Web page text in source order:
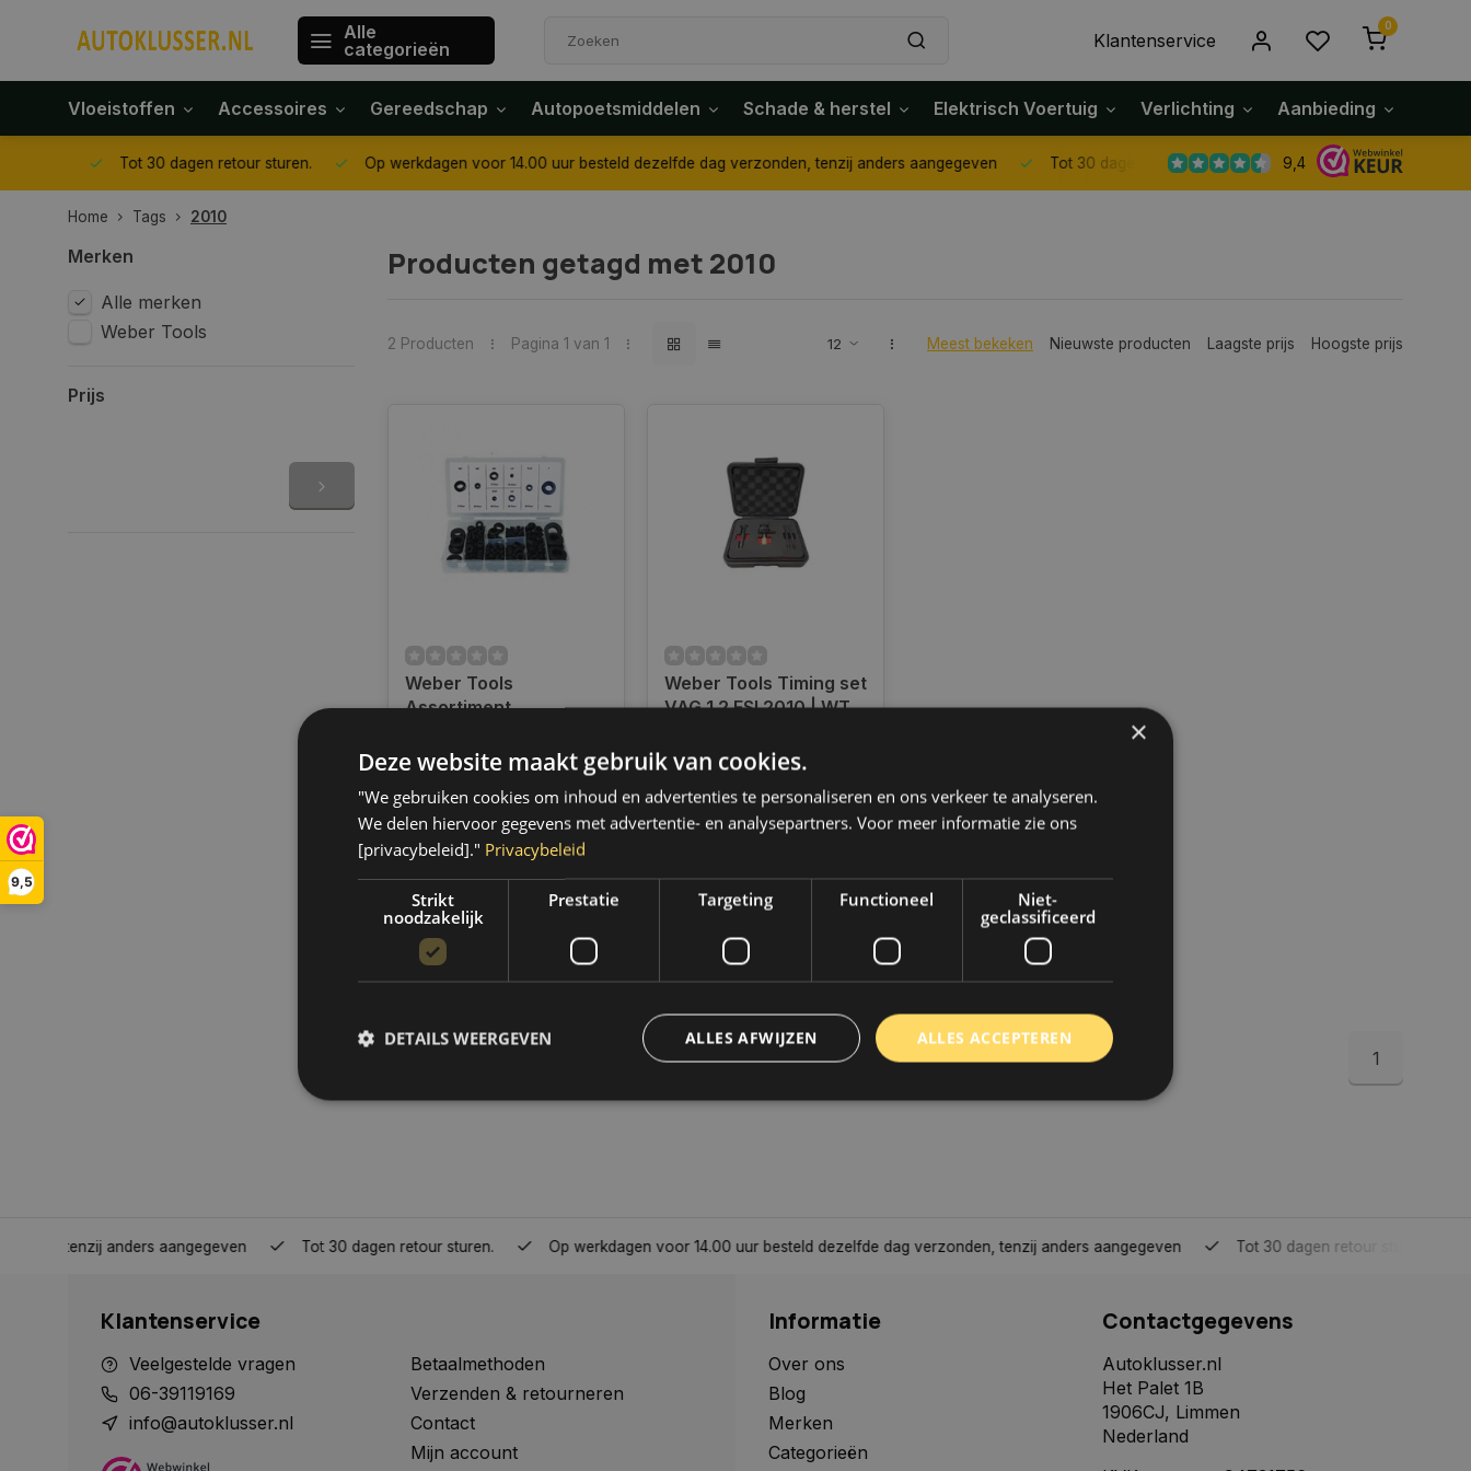
9,5
Alle
categorieën
Klantenservice
0
Vloeistoffen Accessoires Gereedschap Autopoetsmiddelen Schade & herstel Elektrisch Voertuig Verlichting Aanbieding
Tot 30 dagen retour sturen. Op werkdagen voor 14.00 uur besteld dezelfde dag verzonden, tenzij anders aangegeven Tot 30 dagen retour sturen. 9,4
Home Tags 2010
Merken
Alle merken
Weber Tools
Prijs
Producten getagd met 2010
2 Producten Pagina 1 van 1 Meest bekeken Nieuwste producten Laagste prijs Hoogste prijs
Weber Tools
Assortiment
pcs FD-2010
Op werkdagen voor 14.00
uur besteld, dezelfde dag
verzonden. Boven de 50,-
gratis verzending. (NL &
BE)
€10,75
Vergelijk
Weber Tools Timing set
VAG 1.2 FSI 2010 | WT-
Op werkdagen voor 14.00
uur besteld, dezelfde dag
verzonden. Boven de 50,-
gratis verzending. (NL &
€35,95
Vergelijk
1
tenzij anders aangegeven Tot 30 dagen retour sturen. Op werkdagen voor 14.00 uur besteld dezelfde dag verzonden, tenzij anders aangegeven Tot 30 dagen retour sturen.
Klantenservice
Veelgestelde vragen
06-39119169
info@autoklusser.nl
Betaalmethoden
Verzenden & retourneren
Contact
Mijn account
Informatie
Over ons
Blog
Merken
Categorieën
Contactgegevens
Autoklusser.nl
Het Palet 1B
1906CJ, Limmen
Nederland
×
Deze website maakt gebruik van cookies.
"We gebruiken cookies om inhoud en advertenties te personaliseren en ons verkeer te analyseren.
We delen hiervoor gegevens met advertentie- en analysepartners. Voor meer informatie zie ons
[privacybeleid]." Privacybeleid
Strikt
noodzakelijk
Prestatie Targeting Functioneel
Niet-
geclassificeerd
ALLES ACCEPTEREN
ALLES AFWIJZEN
DETAILS WEERGEVEN
Dit cookie wordt gebruikt om een identificatiecode
sessie ID wordt gebruikt om een veilige en
consistente gebruikerservaring te behouden, ervoor
te zorgen dat pagina wijzigingen of item selecties
worden onthouden van pagina naar pagina. Het slaat
geen persoonlijke gegevens op.
__cf_bm
Deze cookie wordt gebruikt om onderscheid te